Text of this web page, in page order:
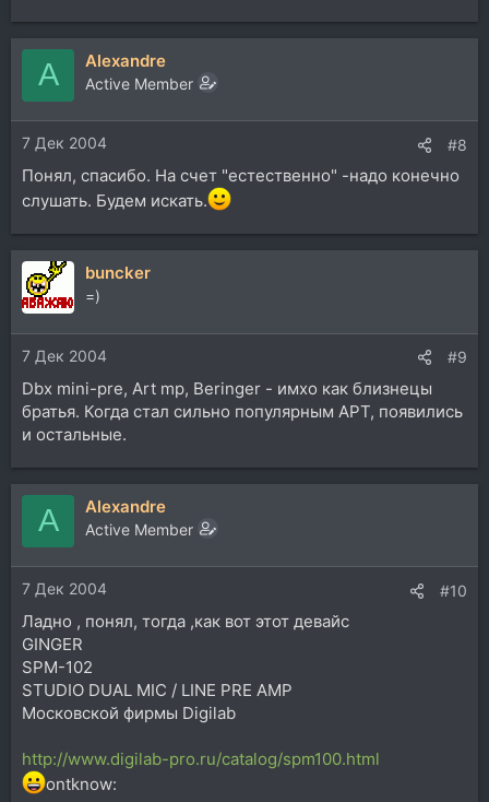
A Alexandre
Active Member
7 Дек 2004 #8
Понял, спасибо. На счет "естественно" -надо конечно
слушать. Будем искать.
buncker
=)
7 Дек 2004 #9
Dbx mini-pre, Art mp, Beringer - имхо как близнецы
братья. Когда стал сильно популярным АРТ, появились
и остальные.
A Alexandre
Active Member
7 Дек 2004 #10
Ладно , понял, тогда ,как вот этот девайс
GINGER
SPM-102
STUDIO DUAL MIC / LINE PRE AMP
Московской фирмы Digilab
http://www.digilab-pro.ru/catalog/spm100.html
ontknow: